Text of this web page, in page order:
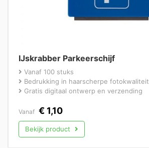
IJskrabber Parkeerschijf
Vanaf 100 stuks
Bedrukking in haarscherpe fotokwaliteit
Gratis digitaal ontwerp en verzending
Vanaf € 1,10
Bekijk product